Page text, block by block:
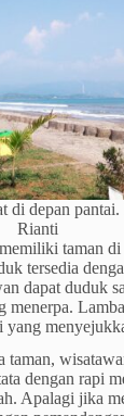
di depan
Rianti
taman di
tersedia
dapat duduk
menerpa.
yang
taman,
dengan rapi
Apalagi jika